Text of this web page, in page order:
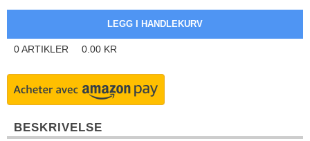
0ARTIKLER 0.00 KR
BESKRIVELSE